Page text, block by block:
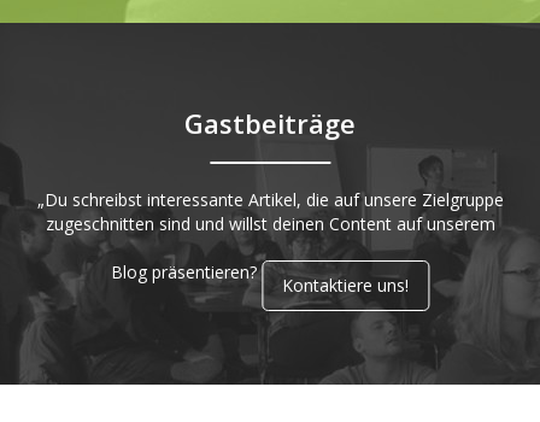
Gastbeiträge
„Du schreibst interessante Artikel, die auf unsere Zielgruppe
zugeschnitten sind und willst deinen Content auf unserem
Blog präsentieren?
Kontaktiere uns!